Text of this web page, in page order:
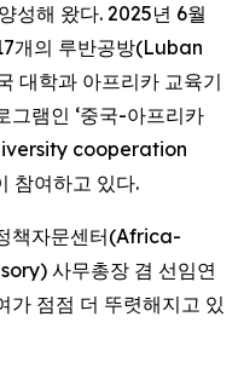
성해 왔다. 2025년 6월
개의 루반공방(Luban
대학과 아프리카 교육기
그램인 ‘중국-아프리카
cooperation
참여하고 있다.
책자문센터(Africa-
사무총장 겸 선임연
가 점점 더 뚜렷해지고 있